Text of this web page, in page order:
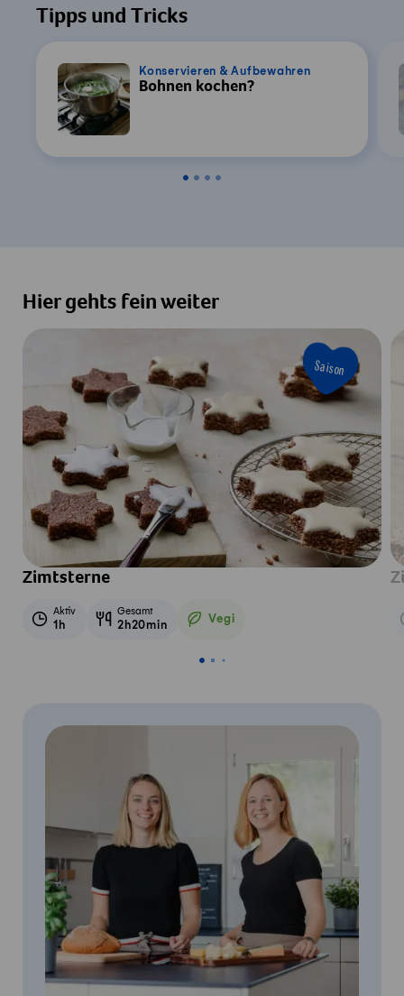
Tipps und Tricks
Konservieren & Aufbewahren
Bohnen kochen?
Hier gehts fein weiter
Saison
Zimtsterne
Aktiv
1h
Gesamt
2h20min Vegi
Vegetarisch